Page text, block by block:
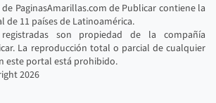
PaginasAmarillas.com de Publicar contiene la
de 11 países de Latinoamérica.
son propiedad de la compañía
La reproducción total o parcial de cualquier
este portal está prohibido.
2026